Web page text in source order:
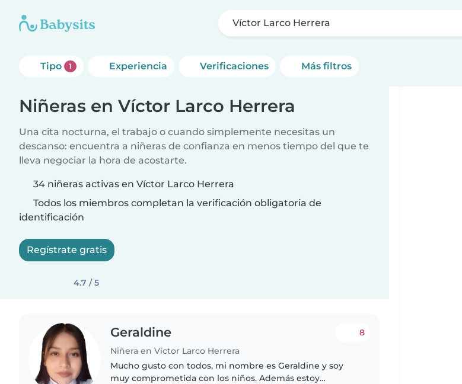
Víctor Larco Herrera
Tipo 1 Experiencia Verificaciones Más filtros
Niñeras en Víctor Larco Herrera
Una cita nocturna, el trabajo o cuando simplemente necesitas un
descanso: encuentra a niñeras de confianza en menos tiempo del que te
lleva negociar la hora de acostarte.
34 niñeras activas en Víctor Larco Herrera
Todos los miembros completan la verificación obligatoria de
identificación
Regístrate gratis
4.7 / 5
Geraldine
Niñera en Víctor Larco Herrera
8
Mucho gusto con todos, mi nombre es Geraldine y soy
muy comprometida con los niños. Además estoy